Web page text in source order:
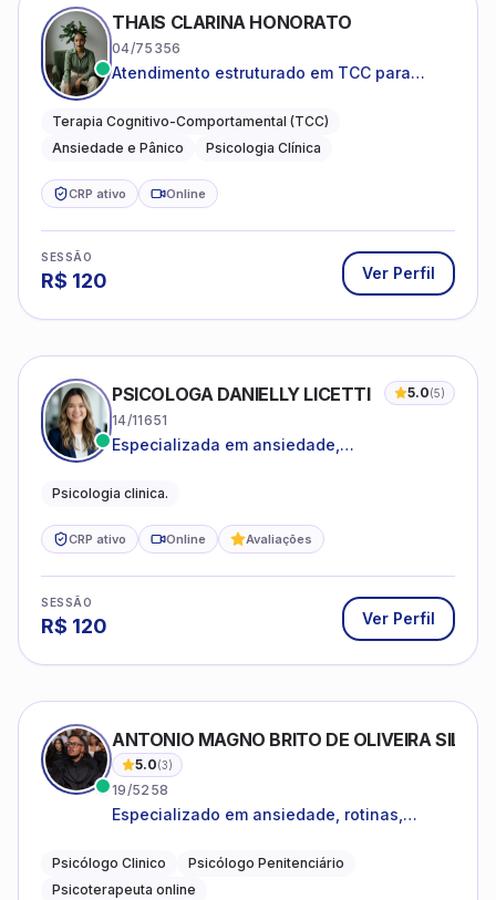
THAIS CLARINA HONORATO
04/75356
Atendimento estruturado em TCC para
excessiva
Terapia Cognitivo-Comportamental (TCC)
Ansiedade e Pânico
Psicologia Clínica
CRP ativo Online
SESSÃO
R$ 120 Ver Perfil
PSICOLOGA DANIELLY LICETTI 5.0(5)
14/11651
Especializada em ansiedade,
Psicologia clinica.
CRP ativo Online Avaliações
SESSÃO
R$ 120 Ver Perfil
ANTONIO MAGNO BRITO DE OLIVEIRA SILVA
5.0(3)
19/5258
Especializado em ansiedade, rotinas,
familiares e questões comportamentais.
Psicólogo Clinico
Psicólogo Penitenciário
Psicoterapeuta online